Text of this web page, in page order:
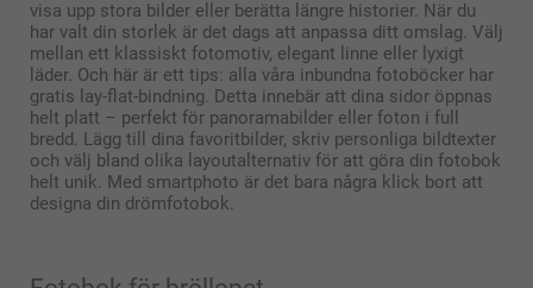
visa upp stora bilder eller berätta längre historier. När du
har valt din storlek är det dags att anpassa ditt omslag. Välj
mellan ett klassiskt fotomotiv, elegant linne eller lyxigt
läder. Och här är ett tips: alla våra inbundna fotoböcker har
gratis lay-flat-bindning. Detta innebär att dina sidor öppnas
helt platt – perfekt för panoramabilder eller foton i full
bredd. Lägg till dina favoritbilder, skriv personliga bildtexter
och välj bland olika layoutalternativ för att göra din fotobok
helt unik. Med smartphoto är det bara några klick bort att
designa din drömfotobok.